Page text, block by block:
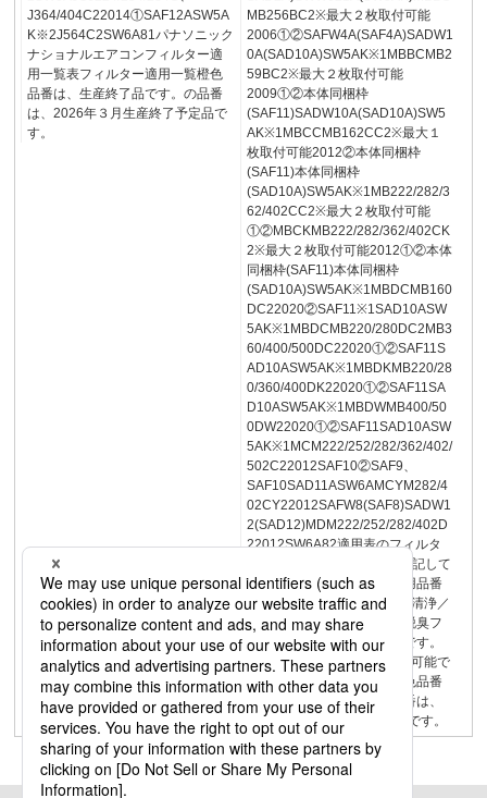
J364/404C22014①SAF12ASW5A
K※2J564C2SW6A81パナソニック
ナショナルエアコンフィルター適
用一覧表フィルター適用一覧橙色
品番は、生産終了品です。の品番
は、2026年３月生産終了予定品で
す。
MB256BC2※最大２枚取付可能
2006①②SAFW4A(SAF4A)SADW1
0A(SAD10A)SW5AK※1MBBCMB2
59BC2※最大２枚取付可能
2009①②本体同梱枠
(SAF11)SADW10A(SAD10A)SW5
AK※1MBCCMB162CC2※最大１
枚取付可能2012②本体同梱枠
(SAF11)本体同梱枠
(SAD10A)SW5AK※1MB222/282/3
62/402CC2※最大２枚取付可能
①②MBCKMB222/282/362/402CK
2※最大２枚取付可能2012①②本体
同梱枠(SAF11)本体同梱枠
(SAD10A)SW5AK※1MBDCMB160
DC22020②SAF11※1SAD10ASW
5AK※1MBDCMB220/280DC2MB3
60/400/500DC22020①②SAF11S
AD10ASW5AK※1MBDKMB220/28
0/360/400DK22020①②SAF11SA
D10ASW5AK※1MBDWMB400/50
0DW22020①②SAF11SAD10ASW
5AK※1MCM222/252/282/362/402/
502C22012SAF10②SAF9、
SAF10SAD11ASW6AMCYM282/4
02CY22012SAFW8(SAF8)SADW1
2(SAD12)MDM222/252/282/402D
22012SW6A82適用表のフィルタ
ー品番は、「CZ-」以下を表記して
います。（ ）内は交換用品番
です。※1：本体同梱の空気清浄／
除菌フィルター枠もしくは脱臭フ
ィルター枠利用で取付可能です。
※2：エアフィルターに取付可能で
す。フィルター適用一覧橙色品番
は、生産終了品です。の品番は、
2026年３月生産終了予定品です。